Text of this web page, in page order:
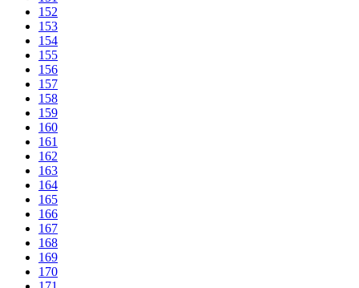
152
153
154
155
156
157
158
159
160
161
162
163
164
165
166
167
168
169
170